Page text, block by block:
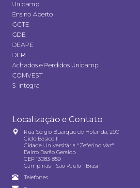
Unicamp
Ensino Aberto
GGTE
GDE
DEAPE
DERI
Achados e Perdidos Unicamp
COMVEST
S-integra
Localização e Contato
Rua Sérgio Buarque de Holanda, 290
Ciclo Básico II
Cidade Universitária "Zeferino Vaz"
Bairro Barão Geraldo
CEP 13083-859
Campinas - São Paulo - Brasil
Telefones